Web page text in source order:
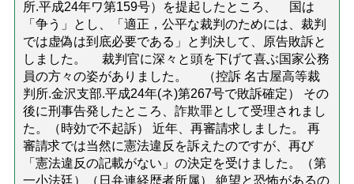
所.平成24年ワ第159号）を提起したところ、 国は
「争う」とし、「適正，公平な裁判のためには、裁判
では虚偽は到底必要である」と判決して、原告敗訴と
しました。 裁判官に深々と頭を下げて喜ぶ国家公務
員の方々の姿がありました。 （控訴 名古屋高等裁
判所.金沢支部.平成24年(ネ)第267号で敗訴確定） その
後に刑事告発したところ、詐欺罪として受理されまし
た。（時効で不起訴） 近年、再審請求しました。 再
審請求では当然に憲法違反を訴えたのですが、再び
「憲法違反の記載がない」の決定を受けました。（第
一小法廷）（日弁連経歴者所属） 絶望と恐怖があるの